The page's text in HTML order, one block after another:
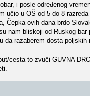
i posle određenog
učio u OŠ od 5 do 8
ovih dana brdo
nam bliskoji od Ruskog
da razaberem dosta
cesta to zvuči GUVNA